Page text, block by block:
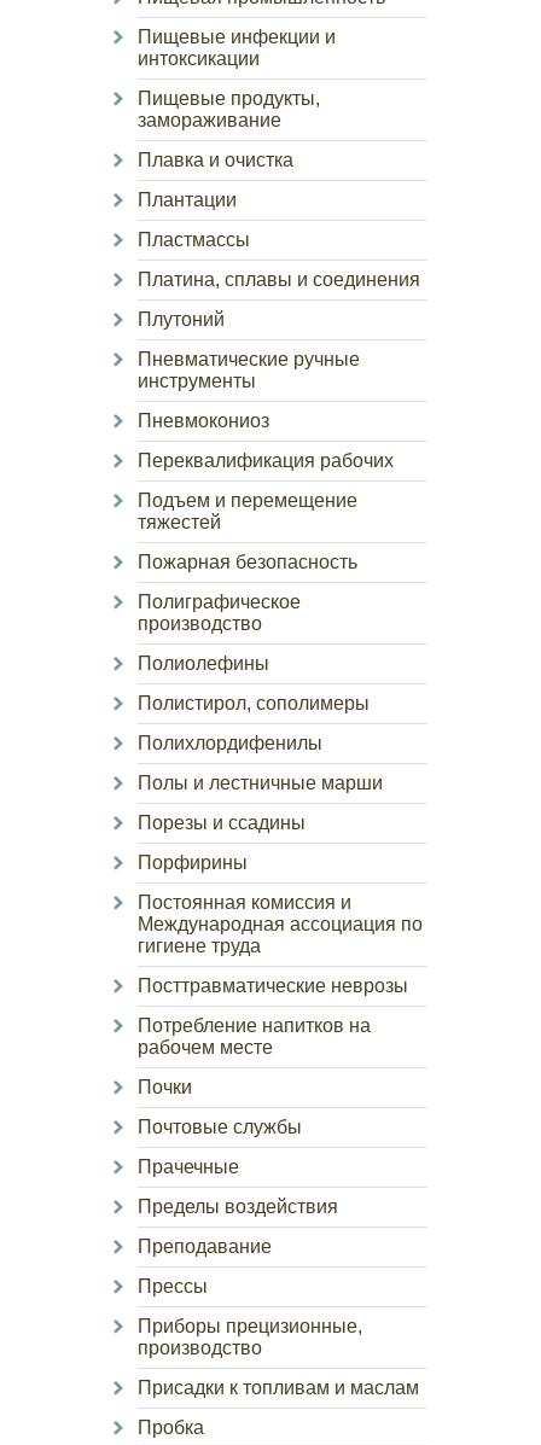
Пищевые инфекции и
интоксикации
Пищевые продукты,
замораживание
Плавка и очистка
Плантации
Пластмассы
Платина, сплавы и соединения
Плутоний
Пневматические ручные
инструменты
Пневмокониоз
Переквалификация рабочих
Подъем и перемещение
тяжестей
Пожарная безопасность
Полиграфическое
производство
Полиолефины
Полистирол, сополимеры
Полихлордифенилы
Полы и лестничные марши
Порезы и ссадины
Порфирины
Постоянная комиссия и
Международная ассоциация по
гигиене труда
Посттравматические неврозы
Потребление напитков на
рабочем месте
Почки
Почтовые службы
Прачечные
Пределы воздействия
Преподавание
Прессы
Приборы прецизионные,
производство
Присадки к топливам и маслам
Пробка